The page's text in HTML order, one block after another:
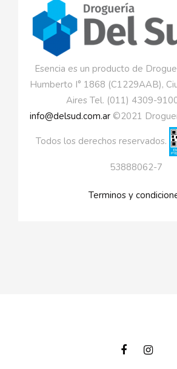
Esencia es un producto de
Humberto I° 1868 (C1229AAB),
Aires Tel. (011) 4309-
info@delsud.com.ar©2021
Todos los derechos reservados.
53888062-7
Terminos y